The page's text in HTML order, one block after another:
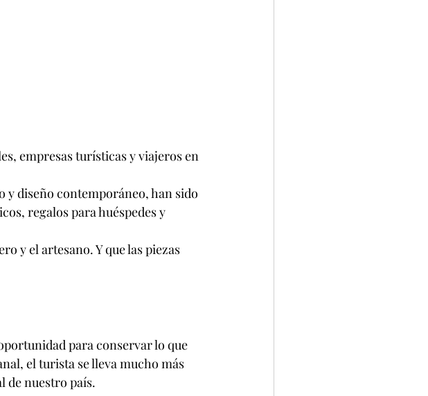
empresas turísticas y viajeros en
y diseño contemporáneo, han sido
regalos para huéspedes y
y el artesano. Y que las piezas
para conservar lo que
el turista se lleva mucho más
de nuestro país.